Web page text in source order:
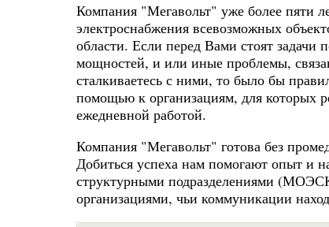
Компания "Мегавольт" уже более пяти
электроснабжения всевозможных
области. Если перед Вами стоят
мощностей, и или иные проблемы,
сталкиваетесь с ними, то было бы
помощью к организациям, для которых
ежедневной работой.
Компания "Мегавольт" готова без
Добиться успеха нам помогают опыт и
структурными подразделениями
организациями, чьи коммуникации